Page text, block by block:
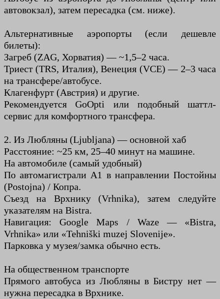
автовокзал), затем пересадка (см. ниже).
Альтернативные аэропорты (если дешевле
билеты):
Загреб (ZAG, Хорватия) — ~1,5–2 часа.
Триест (TRS, Италия), Венеция (VCE) — 2–3 часа
на трансфере/автобусе.
Клагенфурт (Австрия) и другие.
Рекомендуется GoOpti или подобный шаттл-
сервис для комфортного трансфера.
2. Из Любляны (Ljubljana) — основной хаб
Расстояние: ~25 км, 25–40 минут на машине.
На автомобиле (самый удобный)
По автомагистрали A1 в направлении Постойны
(Postojna) / Копра.
Съезд на Врхнику (Vrhnika), затем следуйте
указателям на Bistra.
Навигация: Google Maps / Waze — «Bistra,
Vrhnika» или «Tehniški muzej Slovenije».
Парковка у музея/замка обычно есть.
На общественном транспорте
Прямого автобуса из Любляны в Бистру нет —
нужна пересадка в Врхнике.